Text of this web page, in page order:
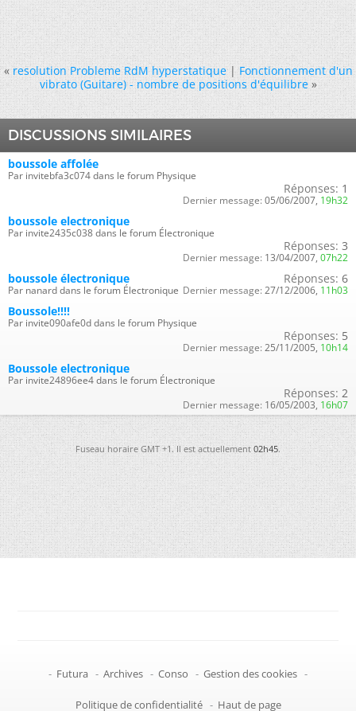
« resolution Probleme RdM hyperstatique|Fonctionnement d'un
vibrato (Guitare) - nombre de positions d'équilibre »
DISCUSSIONS SIMILAIRES
boussole affolée
Par invitebfa3c074 dans le forum Physique
Réponses: 1
Dernier message: 05/06/2007, 19h32
boussole electronique
Par invite2435c038 dans le forum Électronique
Réponses: 3
Dernier message: 13/04/2007, 07h22
boussole électronique
Par nanard dans le forum Électronique
Réponses: 6
Dernier message: 27/12/2006, 11h03
Boussole!!!!
Par invite090afe0d dans le forum Physique
Réponses: 5
Dernier message: 25/11/2005, 10h14
Boussole electronique
Par invite24896ee4 dans le forum Électronique
Réponses: 2
Dernier message: 16/05/2003, 16h07
Fuseau horaire GMT +1. Il est actuellement02h45.
- Futura - Archives - Conso - Gestion des cookies -
Politique de confidentialité - Haut de page